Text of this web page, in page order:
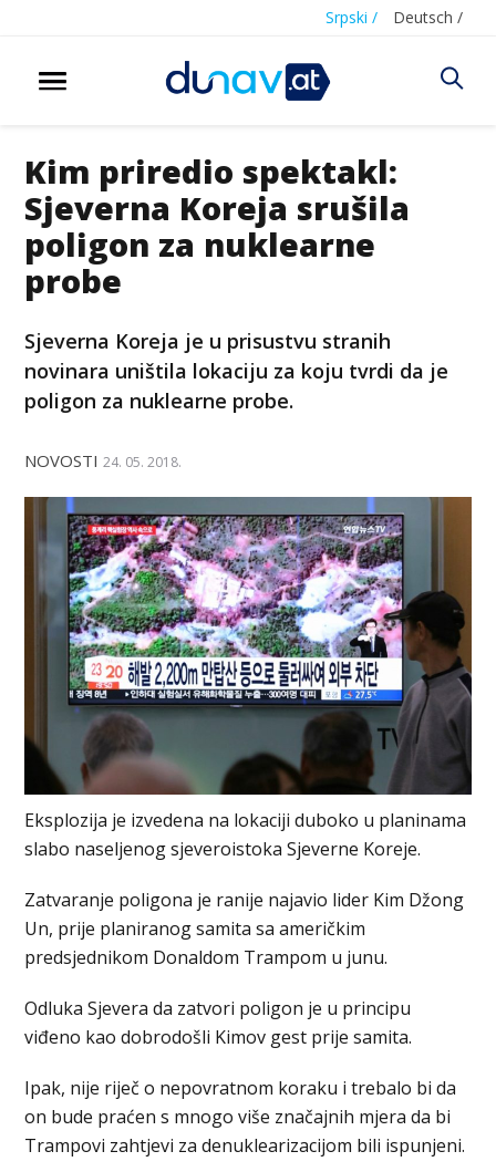
Srpski / Deutsch /
Kim priredio spektakl:
Sjeverna Koreja srušila
poligon za nuklearne
probe
Sjeverna Koreja je u prisustvu stranih
novinara uništila lokaciju za koju tvrdi da je
poligon za nuklearne probe.
NOVOSTI 24. 05. 2018.
Eksplozija je izvedena na lokaciji duboko u planinama
slabo naseljenog sjeveroistoka Sjeverne Koreje.
Zatvaranje poligona je ranije najavio lider Kim Džong
Un, prije planiranog samita sa američkim
predsjednikom Donaldom Trampom u junu.
Odluka Sjevera da zatvori poligon je u principu
viđeno kao dobrodošli Kimov gest prije samita.
Ipak, nije riječ o nepovratnom koraku i trebalo bi da
on bude praćen s mnogo više značajnih mjera da bi
Trampovi zahtjevi za denuklearizacijom bili ispunjeni.